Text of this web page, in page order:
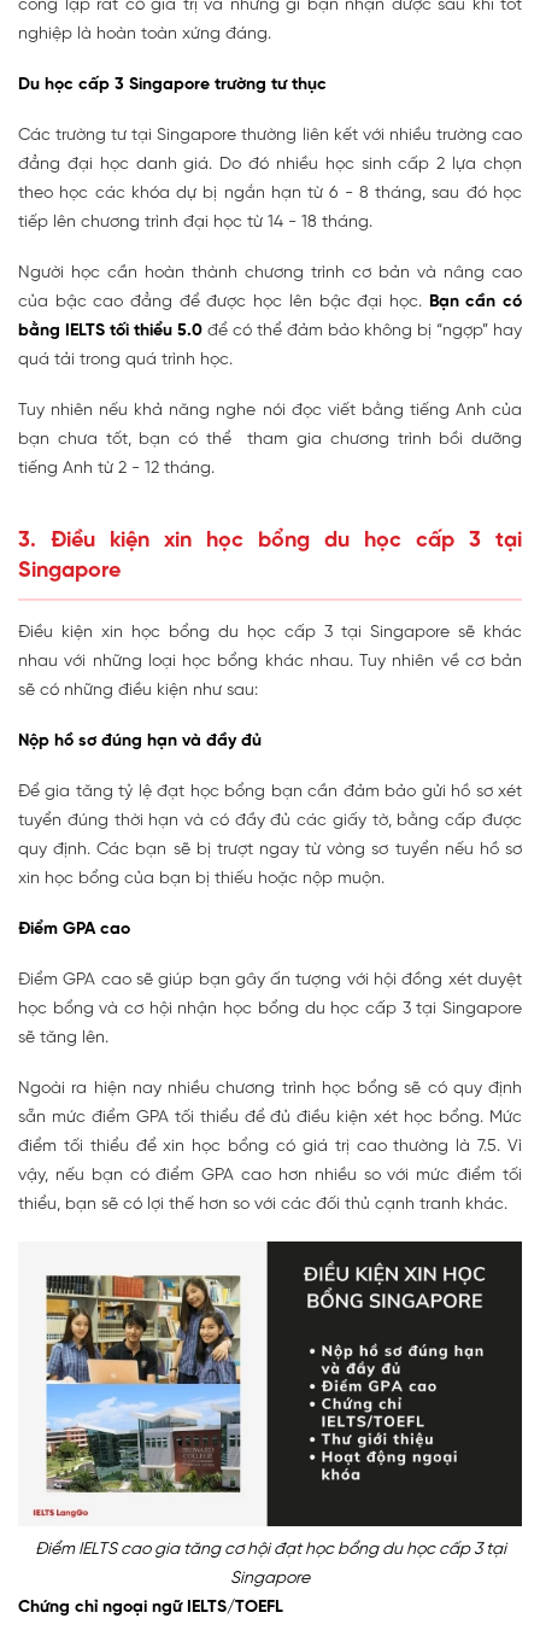
công lập rất có giá trị và những gì bạn nhận được sau khi tốt
nghiệp là hoàn toàn xứng đáng.
Du học cấp 3 Singapore trường tư thục
Các trường tư tại Singapore thường liên kết với nhiều trường cao
đẳng đại học danh giá. Do đó nhiều học sinh cấp 2 lựa chọn
theo học các khóa dự bị ngắn hạn từ 6 - 8 tháng, sau đó học
tiếp lên chương trình đại học từ 14 - 18 tháng.
Người học cần hoàn thành chương trình cơ bản và nâng cao
của bậc cao đẳng để được học lên bậc đại học. Bạn cần có
bằng IELTS tối thiểu 5.0 để có thể đảm bảo không bị “ngợp” hay
quá tải trong quá trình học.
Tuy nhiên nếu khả năng nghe nói đọc viết bằng tiếng Anh của
bạn chưa tốt, bạn có thể tham gia chương trình bồi dưỡng
tiếng Anh từ 2 - 12 tháng.
3. Điều kiện xin học bổng du học cấp 3 tại
Singapore
Điều kiện xin học bổng du học cấp 3 tại Singapore sẽ khác
nhau với những loại học bổng khác nhau. Tuy nhiên về cơ bản
sẽ có những điều kiện như sau:
Nộp hồ sơ đúng hạn và đầy đủ
Để gia tăng tỷ lệ đạt học bổng bạn cần đảm bảo gửi hồ sơ xét
tuyển đúng thời hạn và có đầy đủ các giấy tờ, bằng cấp được
quy định. Các bạn sẽ bị trượt ngay từ vòng sơ tuyển nếu hồ sơ
xin học bổng của bạn bị thiếu hoặc nộp muộn.
Điểm GPA cao
Điểm GPA cao sẽ giúp bạn gây ấn tượng với hội đồng xét duyệt
học bổng và cơ hội nhận học bổng du học cấp 3 tại Singapore
sẽ tăng lên.
Ngoài ra hiện nay nhiều chương trình học bổng sẽ có quy định
sẵn mức điểm GPA tối thiểu để đủ điều kiện xét học bổng. Mức
điểm tối thiểu để xin học bổng có giá trị cao thường là 7.5. Vì
vậy, nếu bạn có điểm GPA cao hơn nhiều so với mức điểm tối
thiểu, bạn sẽ có lợi thế hơn so với các đối thủ cạnh tranh khác.
Điểm IELTS cao gia tăng cơ hội đạt học bổng du học cấp 3 tại
Singapore
Chứng chỉ ngoại ngữ IELTS/TOEFL